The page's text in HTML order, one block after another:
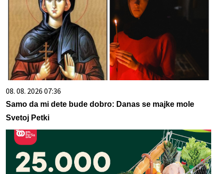
08. 08. 2026 07:36
Samo da mi dete bude dobro: Danas se majke mole
Svetoj Petki